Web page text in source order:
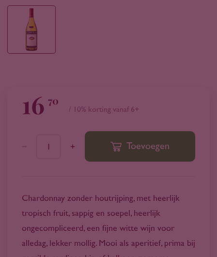
16 70
/ 10% korting vanaf 6+
Toevoegen
Chardonnay zonder houtrijping, met heerlijk
tropisch fruit, sappig en soepel, heerlijk
ongecompliceerd, een fijne witte wijn voor
alledag, lekker mollig. Mooi als aperitief, prima bij